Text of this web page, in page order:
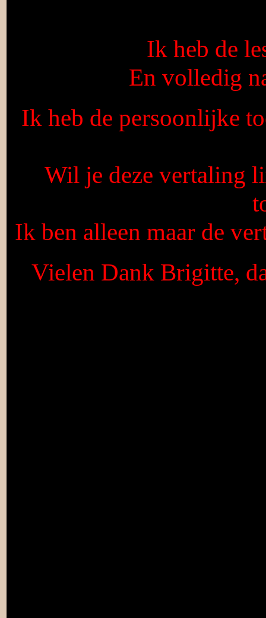
Ik heb de
En volledig
Ik heb de persoonlijke
Wil je deze vertaling
Ik ben alleen maar de
Vielen Dank Brigitte,